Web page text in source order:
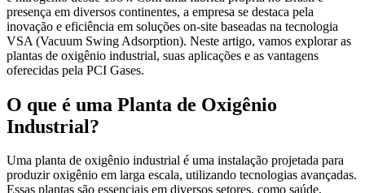
presença em diversos continentes, a empresa se destaca pela
inovação e eficiência em soluções on-site baseadas na tecnologia
VSA (Vacuum Swing Adsorption). Neste artigo, vamos explorar as
plantas de oxigênio industrial, suas aplicações e as vantagens
oferecidas pela PCI Gases.
O que é uma Planta de Oxigênio
Industrial?
Uma planta de oxigênio industrial é uma instalação projetada para
produzir oxigênio em larga escala, utilizando tecnologias avançadas.
Essas plantas são essenciais em diversos setores, como saúde,